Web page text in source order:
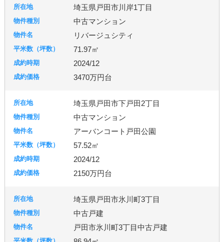
埼玉県戸田市川岸1丁目
中古マンション
リバージュシティ
71.97㎡
2024/12
3470万円台
埼玉県戸田市下戸田2丁目
中古マンション
アーバンコート戸田公園
57.52㎡
2024/12
2150万円台
埼玉県戸田市氷川町3丁目
中古戸建
戸田市氷川町3丁目中古戸建